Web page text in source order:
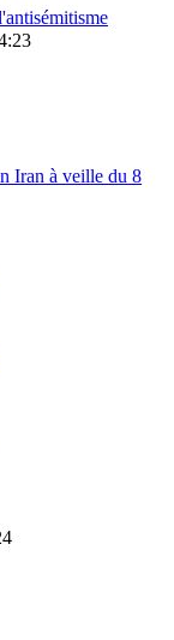
Iran à veille du 8